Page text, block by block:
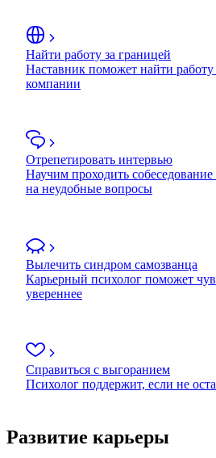
Найти работу за границей
Наставник поможет найти
компании
Отрепетировать интервью
Научим проходить собеседование
на неудобные вопросы
Вылечить синдром самозванца
Карьерный психолог поможет
увереннее
Справиться с выгоранием
Психолог поддержит, если не
Развитие карьеры